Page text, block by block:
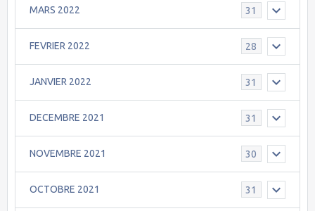
MARS 2022 31
FEVRIER 2022 28
JANVIER 2022 31
DECEMBRE 2021 31
NOVEMBRE 2021 30
OCTOBRE 2021 31